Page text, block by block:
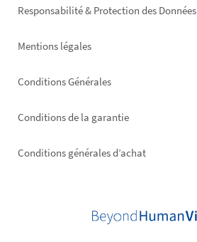
Responsabilité & Protection des Données
Mentions légales
Conditions Générales
Conditions de la garantie
Conditions générales d’achat